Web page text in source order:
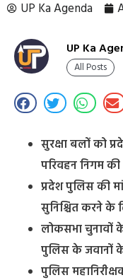
UP Ka Agenda
UP Ka
All Posts
सुरक्षा बलों को
परिवहन निगम
प्रदेश पुलिस की
सुनिश्चित करने
लोकसभा चुनावों
पुलिस के जवानों
पुलिस